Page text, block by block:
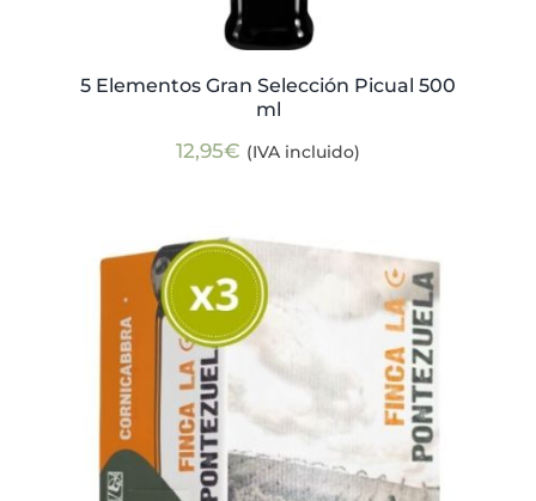
5 Elementos Gran Selección Picual 500
ml
12,95€ (IVA incluido)